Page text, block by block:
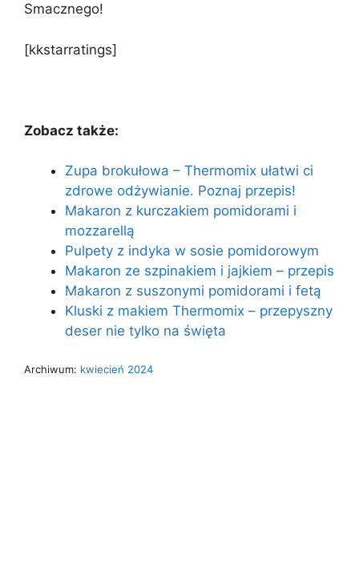
Smacznego!
[kkstarratings]
Zobacz także:
Zupa brokułowa – Thermomix ułatwi ci
zdrowe odżywianie. Poznaj przepis!
Makaron z kurczakiem pomidorami i
mozzarellą
Pulpety z indyka w sosie pomidorowym
Makaron ze szpinakiem i jajkiem – przepis
Makaron z suszonymi pomidorami i fetą
Kluski z makiem Thermomix – przepyszny
deser nie tylko na święta
Archiwum: kwiecień 2024